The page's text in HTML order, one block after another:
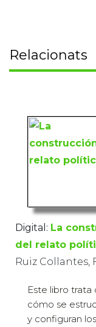
Relacionats
Digital: La
del relato
Ruiz Collantes,
Este libro trata
cómo se
y configuran los